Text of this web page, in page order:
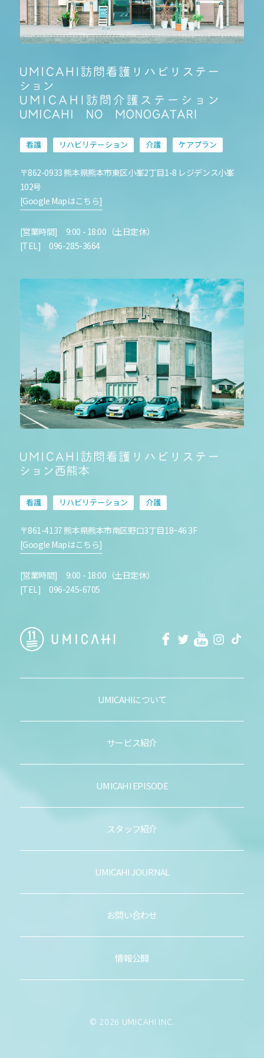
看護 リハビリテーション 介護 ケアプラン
〒862-0933 熊本県熊本市東区小峯2丁目1-8 レジデンス小峯
102号
[Google Mapはこちら]
[営業時間] 9:00 - 18:00（土日定休）
[TEL] 096-285-3664
看護 リハビリテーション 介護
〒861-4137 熊本県熊本市南区野口3丁目18−46 3F
[Google Mapはこちら]
[営業時間] 9:00 - 18:00（土日定休）
[TEL] 096-245-6705
facebookTwitterYoutube
UMICAHIについて
サービス紹介
UMICAHI EPISODE
スタッフ紹介
UMICAHI JOURNAL
お問い合わせ
情報公開
© 2026 UMICAHI INC.